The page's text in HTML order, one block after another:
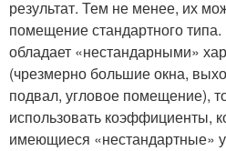
результат. Тем не менее, их
помещение стандартного
обладает «нестандарными»
(чрезмерно большие окна,
подвал, угловое помещение),
использовать коэффициенты,
имеющиеся «нестандартные»